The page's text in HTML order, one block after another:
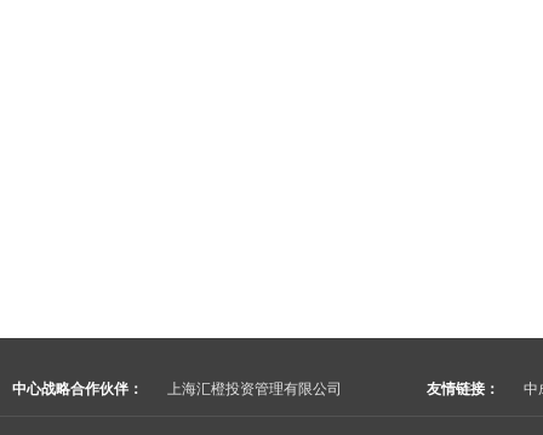
中心战略合作伙伴： 上海汇橙投资管理有限公司 友情链接： 中